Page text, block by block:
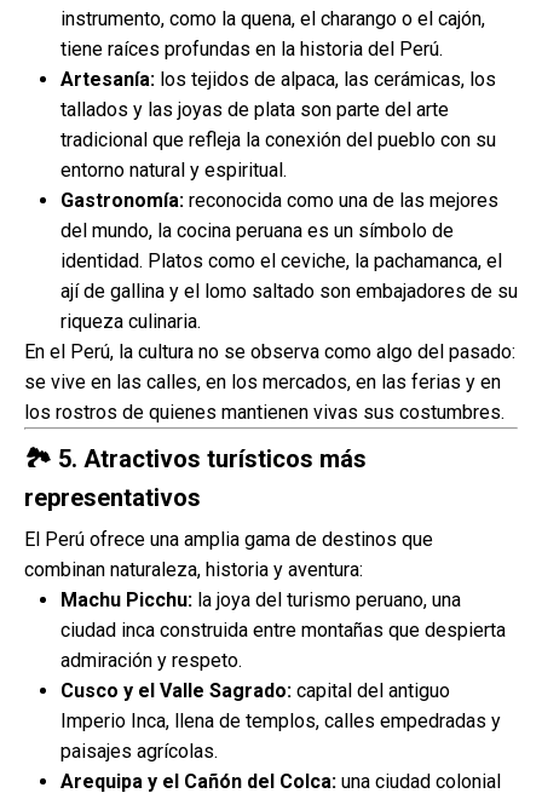
instrumento, como la quena, el charango o el cajón,
tiene raíces profundas en la historia del Perú.
Artesanía: los tejidos de alpaca, las cerámicas, los
tallados y las joyas de plata son parte del arte
tradicional que refleja la conexión del pueblo con su
entorno natural y espiritual.
Gastronomía: reconocida como una de las mejores
del mundo, la cocina peruana es un símbolo de
identidad. Platos como el ceviche, la pachamanca, el
ají de gallina y el lomo saltado son embajadores de su
riqueza culinaria.
En el Perú, la cultura no se observa como algo del pasado:
se vive en las calles, en los mercados, en las ferias y en
los rostros de quienes mantienen vivas sus costumbres.
🏞️ 5. Atractivos turísticos más
representativos
El Perú ofrece una amplia gama de destinos que
combinan naturaleza, historia y aventura:
Machu Picchu: la joya del turismo peruano, una
ciudad inca construida entre montañas que despierta
admiración y respeto.
Cusco y el Valle Sagrado: capital del antiguo
Imperio Inca, llena de templos, calles empedradas y
paisajes agrícolas.
Arequipa y el Cañón del Colca: una ciudad colonial